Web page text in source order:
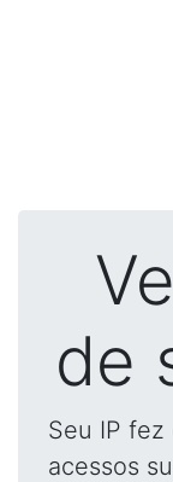
de
Seu IP
acessos